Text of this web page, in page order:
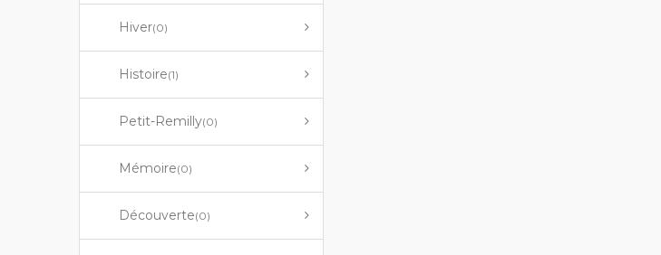
Hiver(0)
Histoire(1)
Petit-Remilly(0)
Mémoire(0)
Découverte(0)